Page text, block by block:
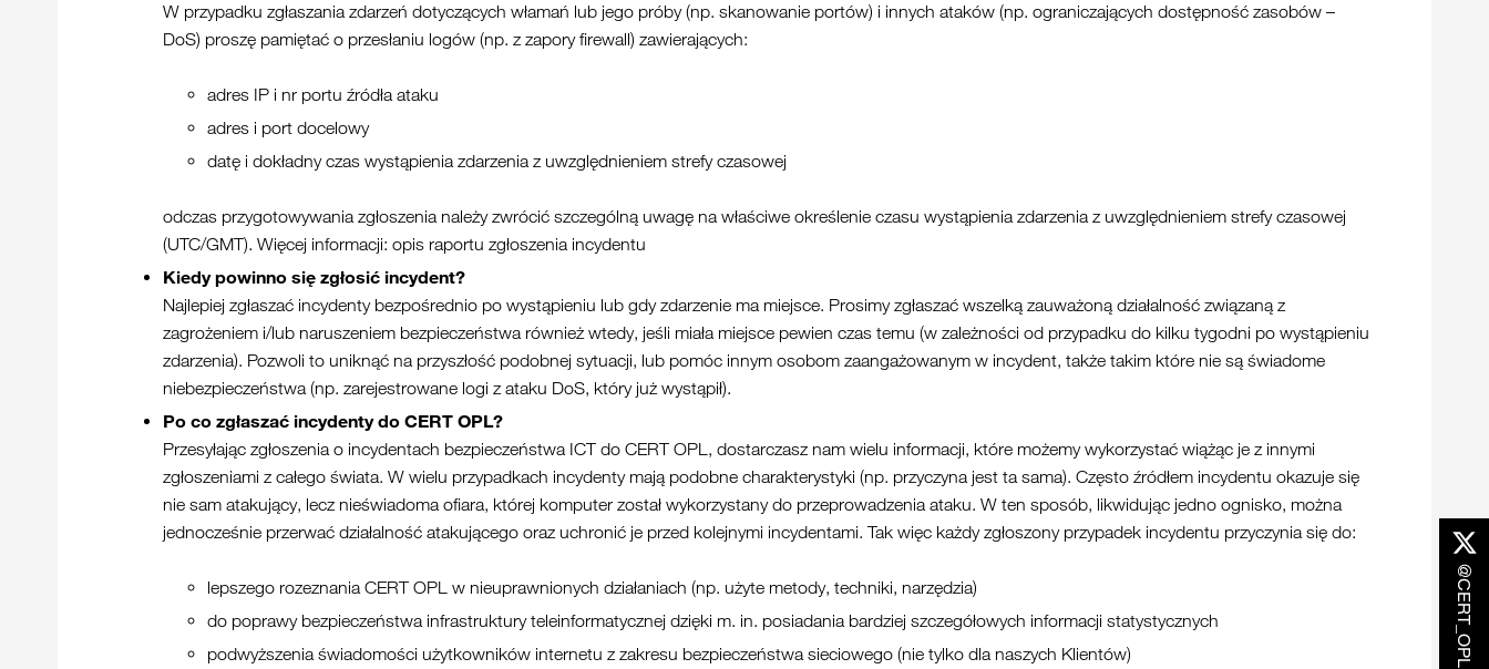
@CERT_OPL
W przypadku zgłaszania zdarzeń dotyczących włamań lub jego próby (np. skanowanie portów) i innych ataków (np. ograniczających dostępność zasobów –
DoS) proszę pamiętać o przesłaniu logów (np. z zapory firewall) zawierających:
adres IP i nr portu źródła ataku
adres i port docelowy
datę i dokładny czas wystąpienia zdarzenia z uwzględnieniem strefy czasowej
odczas przygotowywania zgłoszenia należy zwrócić szczególną uwagę na właściwe określenie czasu wystąpienia zdarzenia z uwzględnieniem strefy czasowej
(UTC/GMT). Więcej informacji: opis raportu zgłoszenia incydentu
Kiedy powinno się zgłosić incydent?
Najlepiej zgłaszać incydenty bezpośrednio po wystąpieniu lub gdy zdarzenie ma miejsce. Prosimy zgłaszać wszelką zauważoną działalność związaną z
zagrożeniem i/lub naruszeniem bezpieczeństwa również wtedy, jeśli miała miejsce pewien czas temu (w zależności od przypadku do kilku tygodni po wystąpieniu
zdarzenia). Pozwoli to uniknąć na przyszłość podobnej sytuacji, lub pomóc innym osobom zaangażowanym w incydent, także takim które nie są świadome
niebezpieczeństwa (np. zarejestrowane logi z ataku DoS, który już wystąpił).
Po co zgłaszać incydenty do CERT OPL?
Przesyłając zgłoszenia o incydentach bezpieczeństwa ICT do CERT OPL, dostarczasz nam wielu informacji, które możemy wykorzystać wiążąc je z innymi
zgłoszeniami z całego świata. W wielu przypadkach incydenty mają podobne charakterystyki (np. przyczyna jest ta sama). Często źródłem incydentu okazuje się
nie sam atakujący, lecz nieświadoma ofiara, której komputer został wykorzystany do przeprowadzenia ataku. W ten sposób, likwidując jedno ognisko, można
jednocześnie przerwać działalność atakującego oraz uchronić je przed kolejnymi incydentami. Tak więc każdy zgłoszony przypadek incydentu przyczynia się do:
lepszego rozeznania CERT OPL w nieuprawnionych działaniach (np. użyte metody, techniki, narzędzia)
do poprawy bezpieczeństwa infrastruktury teleinformatycznej dzięki m. in. posiadania bardziej szczegółowych informacji statystycznych
podwyższenia świadomości użytkowników internetu z zakresu bezpieczeństwa sieciowego (nie tylko dla naszych Klientów)